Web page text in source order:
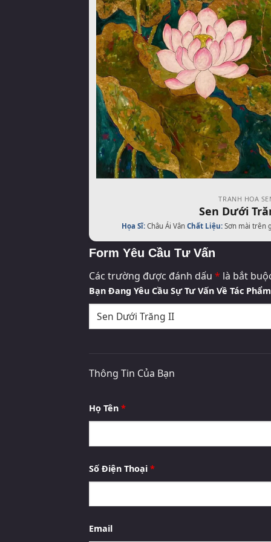
TRANH HOA
Sen Dưới
Họa Sĩ: Châu Ái Vân Chất Liệu: Sơn mài trên
Form Yêu Cầu Tư Vấn
Các trường được đánh dấu * là bắt
Bạn Đang Yêu Cầu Sự Tư Vấn Về Tác Phẩm
Thông Tin Của Bạn
Họ Tên *
Số Điện Thoại *
Email